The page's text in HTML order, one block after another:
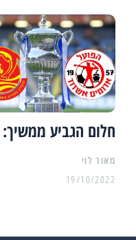
חלום הגביע ממשיך:
מאור לוי
19/10/2022